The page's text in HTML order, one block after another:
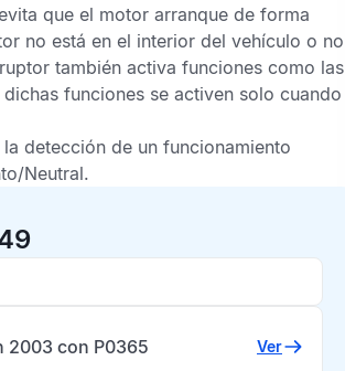
que el motor arranque de forma
no está en el interior del vehículo o no
también activa funciones como las
funciones se activen solo cuando
la detección de un funcionamiento
Neutral.
2003 con P0365 Ver